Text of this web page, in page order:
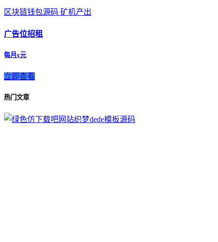
区块链钱包源码 矿机产出
广告位招租
每月x元
立即查看
热门文章